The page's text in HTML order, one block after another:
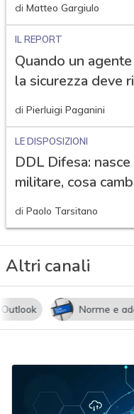
di Matteo Gargiulo
IL REPORT
Quando un
la sicurezza deve
di Pierluigi Paganini
LE DISPOSIZIONI
DDL Difesa:
militare, cosa
di Paolo Tarsitano
Altri canali
Norme e